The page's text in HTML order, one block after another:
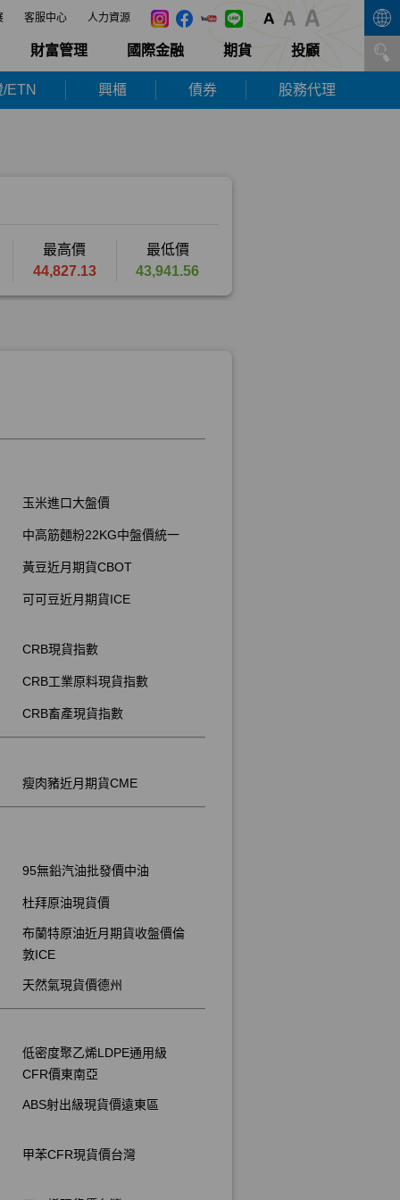
客服中心 人力資源
財富管理 國際金融 期貨 投顧
ETN 興櫃 債券 股務代理